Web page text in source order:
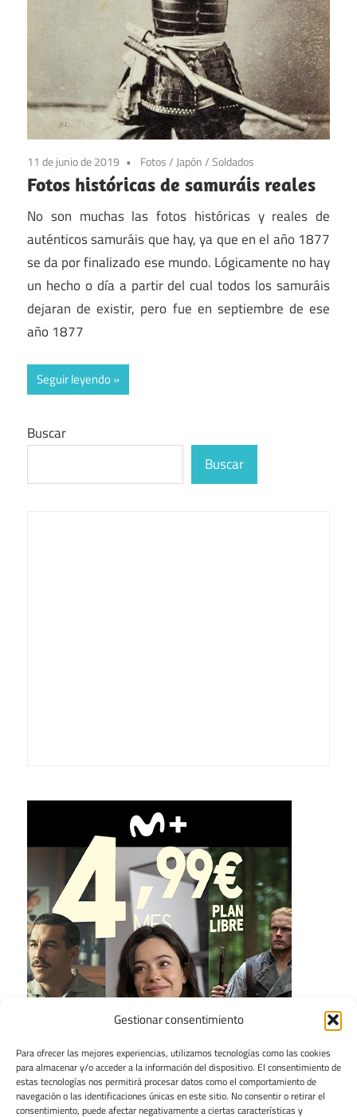
Gestionar consentimiento
Para ofrecer las mejores experiencias, utilizamos tecnologías como las cookies
para almacenar y/o acceder a la información del dispositivo. El consentimiento de
estas tecnologías nos permitirá procesar datos como el comportamiento de
navegación o las identificaciones únicas en este sitio. No consentir o retirar el
consentimiento, puede afectar negativamente a ciertas características y
11 de junio de 2019 Fotos/ Japón/Soldados
Fotos históricas de samuráis reales
No son muchas las fotos históricas y reales de
auténticos samuráis que hay, ya que en el año 1877
se da por finalizado ese mundo. Lógicamente no hay
un hecho o día a partir del cual todos los samuráis
dejaran de existir, pero fue en septiembre de ese
año 1877
Seguir leyendo
Buscar
Buscar